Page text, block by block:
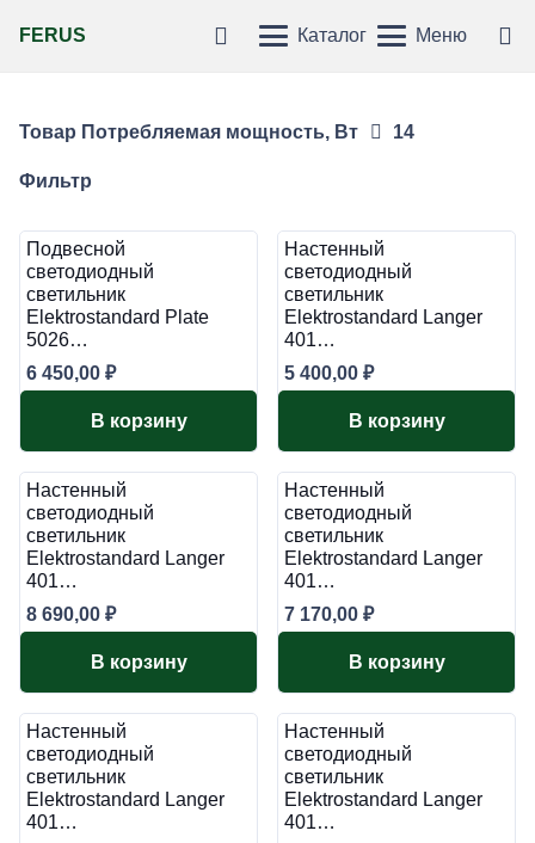
FERUS Каталог Меню
Товар Потребляемая мощность, Вт 14
Фильтр
Подвесной
светодиодный
светильник
Elektrostandard Plate
5026…
6 450,00 ₽
В корзину
Настенный
светодиодный
светильник
Elektrostandard Langer
401…
5 400,00 ₽
В корзину
Настенный
светодиодный
светильник
Elektrostandard Langer
401…
8 690,00 ₽
В корзину
Настенный
светодиодный
светильник
Elektrostandard Langer
401…
7 170,00 ₽
В корзину
Настенный
светодиодный
светильник
Elektrostandard Langer
401…
Настенный
светодиодный
светильник
Elektrostandard Langer
401…